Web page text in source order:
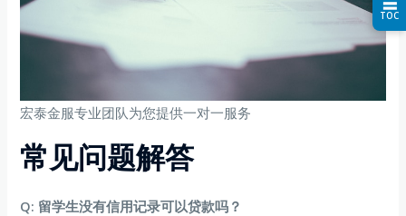
宏泰金服专业团队为您提供一对一服务
常见问题解答
Q: 留学生没有信用记录可以贷款吗？
TOC